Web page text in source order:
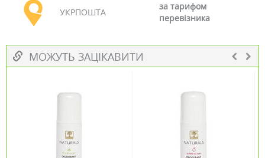
УКРПОШТА
за тарифом
перевізника
МОЖУТЬ ЗАЦІКАВИТИ